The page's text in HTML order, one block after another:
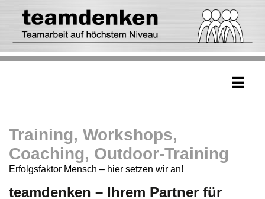
Training, Workshops,
Coaching, Outdoor-Training
Erfolgsfaktor Mensch – hier setzen wir an!
teamdenken – Ihrem Partner für